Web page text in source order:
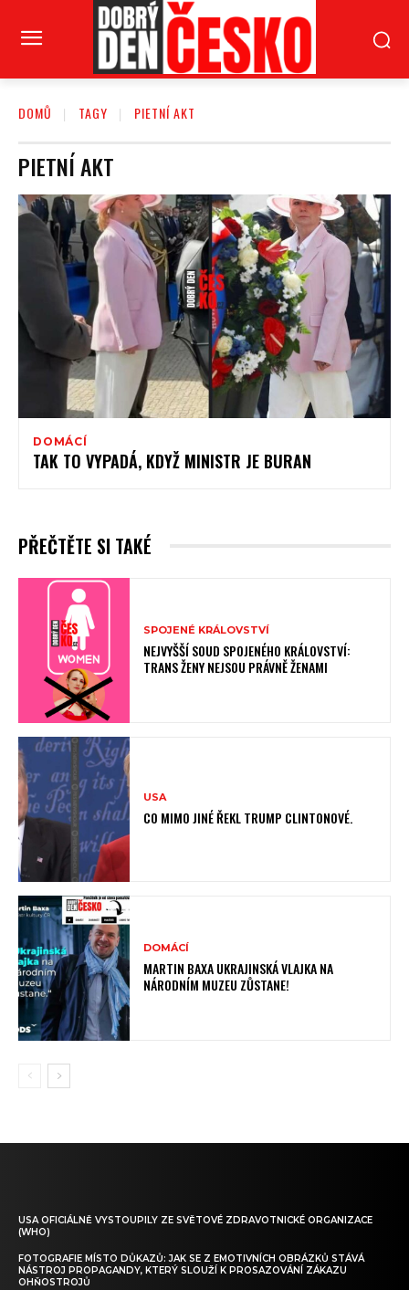
DOMŮ TAGY PIETNÍ AKT
PIETNÍ AKT
DOMÁCÍ
TAK TO VYPADÁ, KDYŽ MINISTR JE BURAN
PŘEČTĚTE SI TAKÉ
SPOJENÉ KRÁLOVSTVÍ
NEJVYŠŠÍ SOUD SPOJENÉHO KRÁLOVSTVÍ:
TRANS ŽENY NEJSOU PRÁVNĚ ŽENAMI
USA
CO MIMO JINÉ ŘEKL TRUMP CLINTONOVÉ.
DOMÁCÍ
MARTIN BAXA UKRAJINSKÁ VLAJKA NA
NÁRODNÍM MUZEU ZŮSTANE!
USA OFICIÁLNĚ VYSTOUPILY ZE SVĚTOVÉ ZDRAVOTNICKÉ ORGANIZACE
(WHO)
FOTOGRAFIE MÍSTO DŮKAZŮ: JAK SE Z EMOTIVNÍCH OBRÁZKŮ STÁVÁ
NÁSTROJ PROPAGANDY, KTERÝ SLOUŽÍ K PROSAZOVÁNÍ ZÁKAZU
OHŇOSTROJŮ